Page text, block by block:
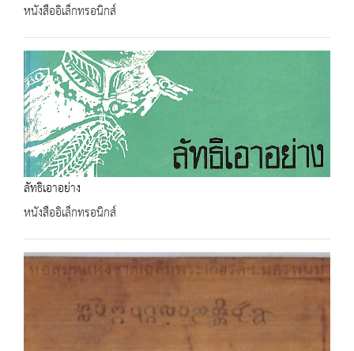
หนังสืออิเล็กทรอนิกส์
ลัทธิเอาอย่าง
หนังสืออิเล็กทรอนิกส์